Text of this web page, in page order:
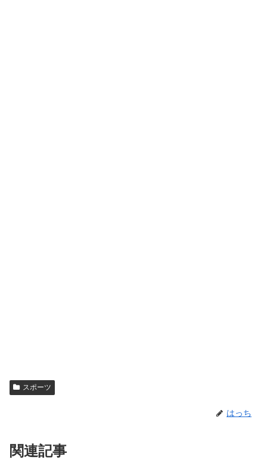
スポーツ
はっち
関連記事